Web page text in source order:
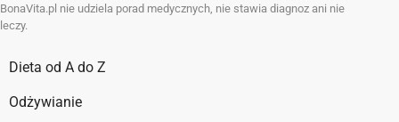
BonaVita.pl nie udziela porad medycznych, nie stawia diagnoz ani nie
leczy.
Dieta od A do Z
Odżywianie